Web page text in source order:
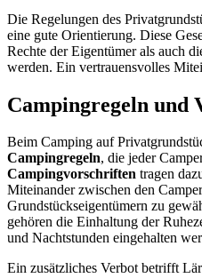
Die Regelungen des
eine gute Orientierung. Diese
Rechte der Eigentümer als auch
werden. Ein vertrauensvolles
Campingregeln und
Beim Camping auf
Campingregeln, die jeder
Campingvorschriften tragen
Miteinander zwischen den
Grundstückseigentümern zu
gehören die Einhaltung der
und Nachtstunden eingehalten
Ein zusätzliches Verbot betrifft